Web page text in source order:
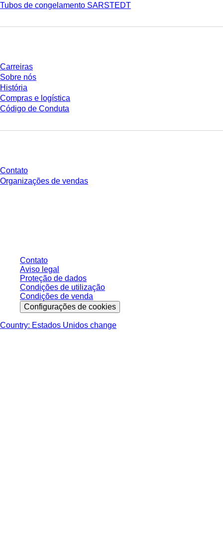
Tubos de congelamento SARSTEDT
Carreiras
Sobre nós
História
Compras e logística
Código de Conduta
Contato
Organizações de vendas
Contato
Aviso legal
Proteção de dados
Condições de utilização
Condições de venda
Configurações de cookies
Country: Estados Unidos change